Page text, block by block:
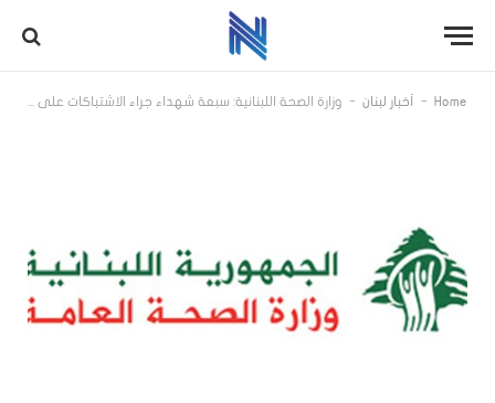
Home
- أخبار لبنان - وزارة الصحة اللبنانية: سبعة شهداء جراء الاشتباكات على الحدود مع سوريا